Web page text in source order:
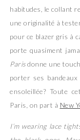
habitudes, le collant
une originalité à
pour ce blazer gris à
porte quasiment
Parisdonne une
porter ses
ensoleillée? Toute
Paris, on part à New
I’m wearing lace